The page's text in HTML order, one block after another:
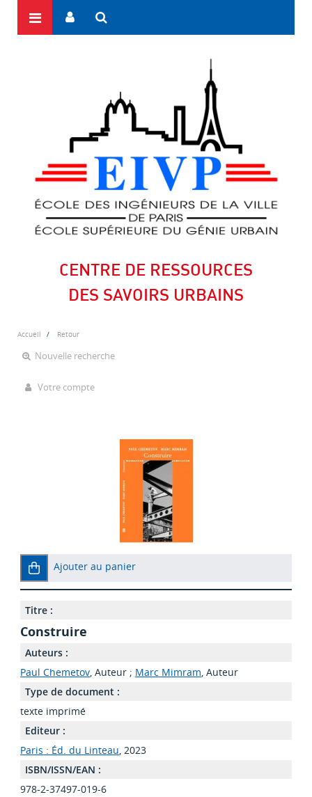
CENTRE DE RESSOURCES
DES SAVOIRS URBAINS
Accueil Retour
Nouvelle recherche
Votre compte
Ajouter au panier
Titre :
Construire
Auteurs :
Paul Chemetov, Auteur ; Marc Mimram, Auteur
Type de document :
texte imprimé
Editeur :
Paris : Éd. du Linteau, 2023
ISBN/ISSN/EAN :
978-2-37497-019-6